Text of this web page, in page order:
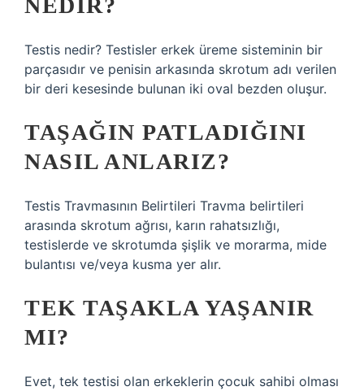
NEDIR?
Testis nedir? Testisler erkek üreme sisteminin bir
parçasıdır ve penisin arkasında skrotum adı verilen
bir deri kesesinde bulunan iki oval bezden oluşur.
TAŞAĞIN PATLADIĞINI
NASIL ANLARIZ?
Testis Travmasının Belirtileri Travma belirtileri
arasında skrotum ağrısı, karın rahatsızlığı,
testislerde ve skrotumda şişlik ve morarma, mide
bulantısı ve/veya kusma yer alır.
TEK TAŞAKLA YAŞANIR
MI?
Evet, tek testisi olan erkeklerin çocuk sahibi olması